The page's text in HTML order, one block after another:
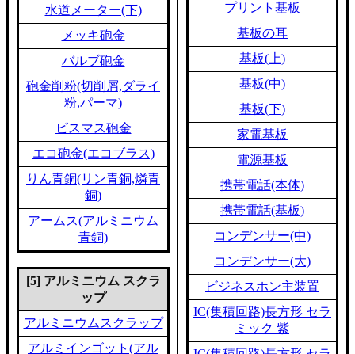
水道メーター(下)
メッキ砲金
バルブ砲金
砲金削粉(切削屑,ダライ
粉,パーマ)
ビスマス砲金
エコ砲金(エコブラス)
りん青銅(リン青銅,燐青
銅)
アームス(アルミニウム
青銅)
[5] アルミニウム スクラ
ップ
アルミニウムスクラップ
アルミインゴット(アル
プリント基板
基板の耳
基板(上)
基板(中)
基板(下)
家電基板
電源基板
携帯電話(本体)
携帯電話(基板)
コンデンサー(中)
コンデンサー(大)
ビジネスホン主装置
IC(集積回路)長方形 セラ
ミック 紫